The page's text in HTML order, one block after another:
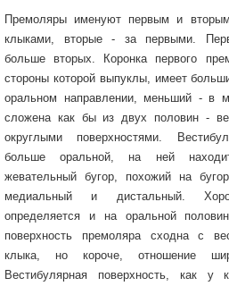
Премоляры именуют первым и
клыками, вторые - за первыми.
больше вторых. Коронка первого
стороны которой выпуклы, имеет
оральном направлении, меньший - в
сложена как бы из двух половин -
округлыми поверхностями.
больше оральной, на ней
жевательный бугор, похожий на
медиальный и дистальный.
определяется и на оральной
поверхность премоляра сходна с
клыка, но короче, отношение
Вестибулярная поверхность, как у